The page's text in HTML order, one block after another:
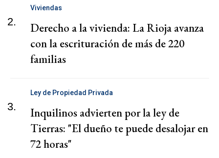
2.
Viviendas
Derecho a la vivienda: La Rioja avanza
con la escrituración de más de 220
familias
3.
Ley de Propiedad Privada
Inquilinos advierten por la ley de
Tierras: "El dueño te puede desalojar en
72 horas"